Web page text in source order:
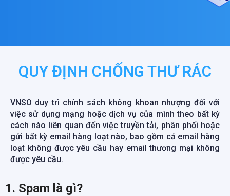
QUY ĐỊNH CHỐNG THƯ RÁC
VNSO duy trì chính sách không khoan nhượng đối với
việc sử dụng mạng hoặc dịch vụ của mình theo bất kỳ
cách nào liên quan đến việc truyền tải, phân phối hoặc
gửi bất kỳ email hàng loạt nào, bao gồm cả email hàng
loạt không được yêu cầu hay email thương mại không
được yêu cầu.
1. Spam là gì?